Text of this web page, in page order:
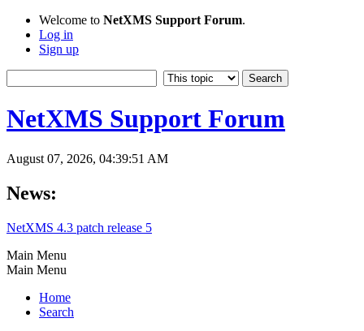
Welcome to NetXMS Support Forum.
Log in
Sign up
NetXMS Support Forum
August 07, 2026, 04:39:51 AM
News:
NetXMS 4.3 patch release 5
Main Menu
Main Menu
Home
Search